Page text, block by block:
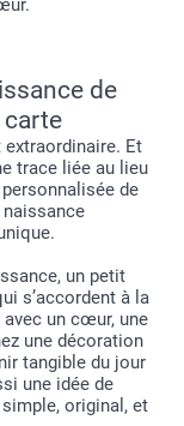
de
carte
extraordinaire. Et
trace liée au lieu
de
naissance
un petit
s’accordent à la
avec un cœur, une
une décoration
tangible du jour
une idée de
original, et